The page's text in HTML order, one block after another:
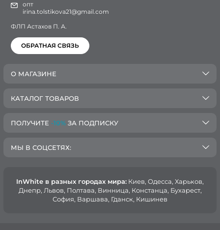
опт
irina.tolstikova21@gmail.com
ФЛП Астахов П. А.
ОБРАТНАЯ СВЯЗЬ
О МАГАЗИНЕ
КАТАЛОГ ТОВАРОВ
ПОЛУЧИТЕ -10% ЗА ПОДПИСКУ
МЫ В СОЦСЕТЯХ:
InWhite в разных городах мира: Киев, Oдесса, Харьков,
Днепр, Львов, Полтава, Винница, Констанца, Бухарест,
София, Варшава, Гданск, Кишинев